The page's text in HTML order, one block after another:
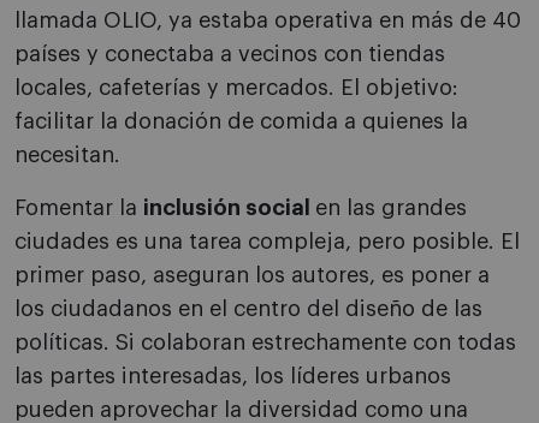
llamada OLIO, ya estaba operativa en más de 40
países y conectaba a vecinos con tiendas
locales, cafeterías y mercados. El objetivo:
facilitar la donación de comida a quienes la
necesitan.
Fomentar la inclusión social en las grandes
ciudades es una tarea compleja, pero posible. El
primer paso, aseguran los autores, es poner a
los ciudadanos en el centro del diseño de las
políticas. Si colaboran estrechamente con todas
las partes interesadas, los líderes urbanos
pueden aprovechar la diversidad como una